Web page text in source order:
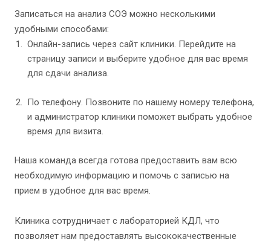
Записаться на анализ СОЭ можно несколькими
удобными способами:
Онлайн-запись через сайт клиники. Перейдите на
страницу записи и выберите удобное для вас время
для сдачи анализа.
По телефону. Позвоните по нашему номеру телефона,
и администратор клиники поможет выбрать удобное
время для визита.
Наша команда всегда готова предоставить вам всю
необходимую информацию и помочь с записью на
прием в удобное для вас время.
Клиника сотрудничает с лабораторией КДЛ, что
позволяет нам предоставлять высококачественные